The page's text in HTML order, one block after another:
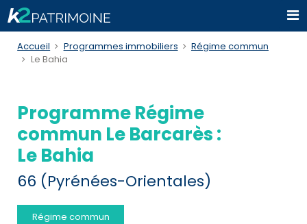
Accueil Programmes immobiliers
Régime commun
Le Bahia
Programme Régime
commun Le Barcarès :
Le Bahia
66 (Pyrénées-Orientales)
Régime commun